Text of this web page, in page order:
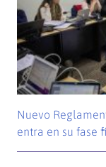
Nuevo
entra en su fase